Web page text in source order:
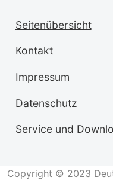
Seitenübersicht
Kontakt
Impressum
Datenschutz
Service und
Copyright © 2023